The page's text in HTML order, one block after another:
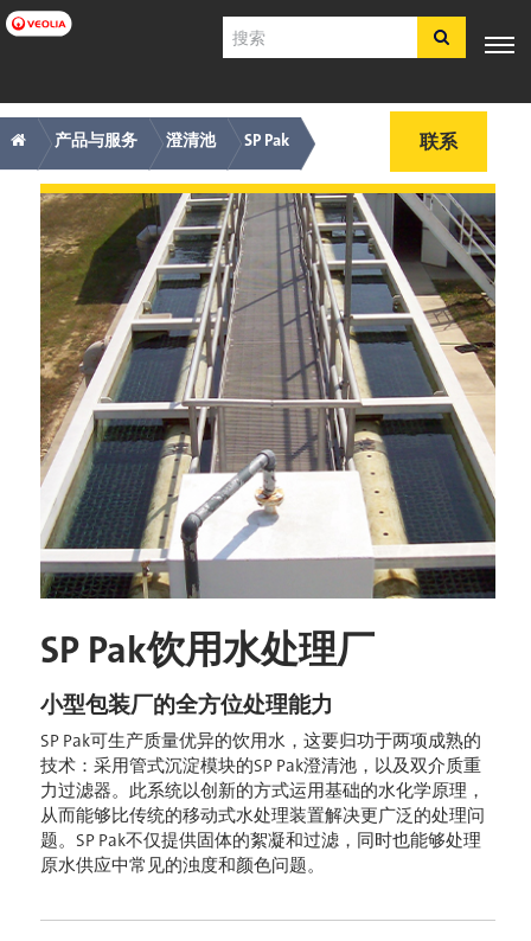
跳
转
要
内
容
搜
索
主
导
航
专业知
识
行业应
用
产品与服
务
客户支
持
工具
电子商
店​​​​​​​
简体中文
SDS
COA
简介
招贤纳士
注册
登录
联系我们
痕
迹
导
航
产品与服务 澄清池 SP Pak 联系
SP Pak饮用水处理厂
小型包装厂的全方位处理能力
SP Pak可生产质量优异的饮用水，这要归功于两项成熟的
技术：采用管式沉淀模块的SP Pak澄清池，以及双介质重
力过滤器。此系统以创新的方式运用基础的水化学原理，
从而能够比传统的移动式水处理装置解决更广泛的处理问
题。SP Pak不仅提供固体的絮凝和过滤，同时也能够处理
原水供应中常见的浊度和颜色问题。